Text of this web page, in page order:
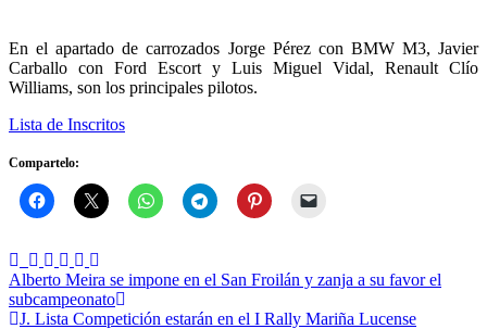
En el apartado de carrozados Jorge Pérez con BMW M3, Javier
Carballo con Ford Escort y Luis Miguel Vidal, Renault Clío
Williams, son los principales pilotos.
Lista de Inscritos
Compartelo:
Navegación
de
Alberto Meira se impone en el San Froilán y zanja a su favor el
subcampeonato
J. Lista Competición estarán en el I Rally Mariña Lucense